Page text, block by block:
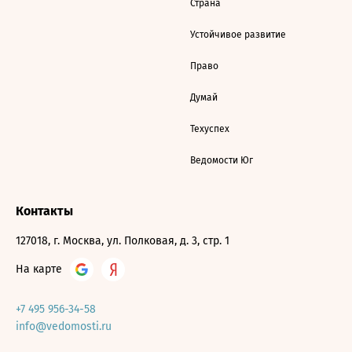
Страна
Устойчивое развитие
Право
Думай
Техуспех
Ведомости Юг
Контакты
127018, г. Москва, ул. Полковая, д. 3, стр. 1
На карте
+7 495 956-34-58
info@vedomosti.ru